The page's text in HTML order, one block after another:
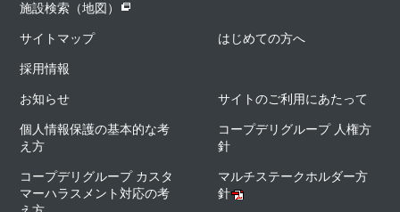
施設検索（地図）
サイトマップ はじめての方へ
採用情報
お知らせ サイトのご利用にあたって
個人情報保護の基本的な考
え方
コープデリグループ 人権方
針
コープデリグループ カスタ
マーハラスメント対応の考
マルチステークホルダー方
針